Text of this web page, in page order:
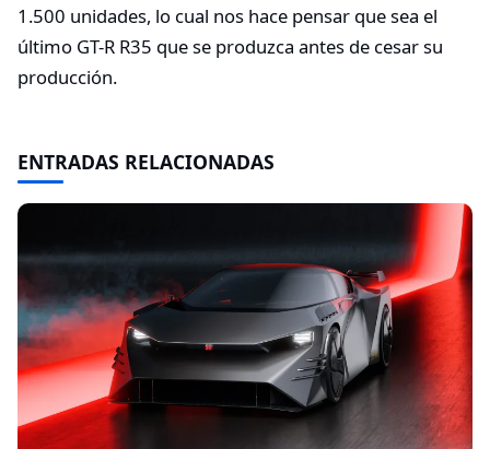
1.500 unidades, lo cual nos hace pensar que sea el
último GT-R R35 que se produzca antes de cesar su
producción.
ENTRADAS RELACIONADAS